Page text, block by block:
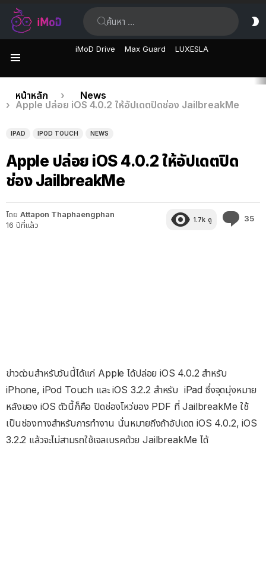
iMoD Drive Max Guard LUXESLA
เรื่อง
ล่าสุด
คุณอยู่ที่นี่:
หน้าหลัก
News
Apple ปล่อย iOS 4.0.2 ให้อัปเดตปิดช่อง JailbreakMe
IPAD IPOD TOUCH NEWS
Apple ปล่อย iOS 4.0.2 ให้อัปเดตปิด
ช่อง JailbreakMe
โดย Attapon Thaphaengphan
16 ปีที่แล้ว
1.7k ดู 35
ข่าวด่วนสำหรับวันนี้ได้แก่ Apple ได้ปล่อย iOS 4.0.2 สำหรับ
iPhone, iPod Touch และ iOS 3.2.2 สำหรับ iPad ซึ่งจุดมุ่งหมาย
หลังของ iOS ตัวนี้ก็คือ ปิดช่องโหว่ของ PDF ที่ JailbreakMe ใช้
เป็นช่องทางสำหรับการทำงาน นั่นหมายถึงถ้าอัปเดต iOS 4.0.2, iOS
3.2.2 แล้วจะไม่สามรถใช้เจลเบรคด้วย JailbreakMe ได้